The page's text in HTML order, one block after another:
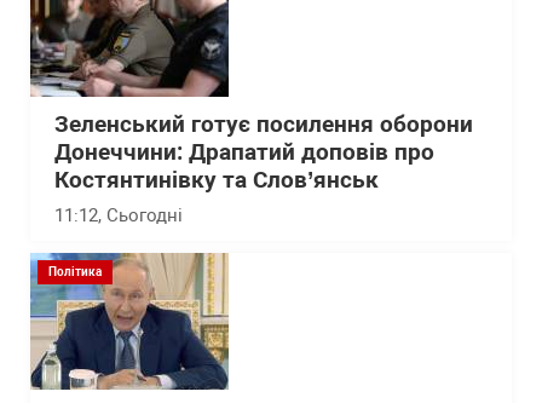
Зеленський готує посилення оборони
Донеччини: Драпатий доповів про
Костянтинівку та Слов’янськ
11:12, Сьогодні
Політика